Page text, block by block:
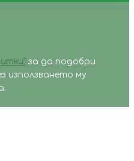
за да подобри
използването му